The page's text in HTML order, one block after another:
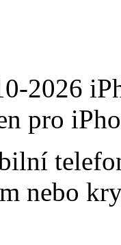
2026
pro
nebo